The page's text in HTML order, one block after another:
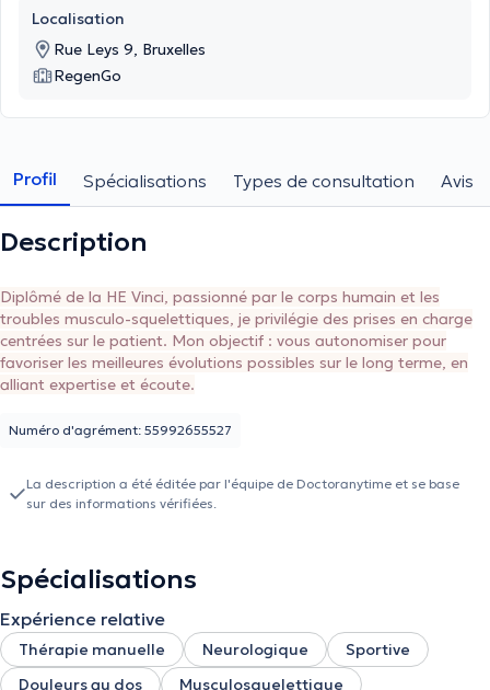
Localisation
Rue Leys 9, Bruxelles
RegenGo
Profil Spécialisations Types de consultation Avis
Description
Diplômé de la HE Vinci, passionné par le corps humain et les
troubles musculo-squelettiques, je privilégie des prises en charge
centrées sur le patient. Mon objectif : vous autonomiser pour
favoriser les meilleures évolutions possibles sur le long terme, en
alliant expertise et écoute.
Numéro d'agrément: 55992655527
La description a été éditée par l'équipe de Doctoranytime et se base
sur des informations vérifiées.
Spécialisations
Expérience relative
Thérapie manuelle Neurologique
Sportive
Douleurs au dos
Musculosquelettique